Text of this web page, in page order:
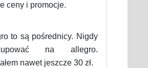
ceny i promocje.
to są pośrednicy. Nigdy
na allegro.
nawet jeszcze 30 zł.